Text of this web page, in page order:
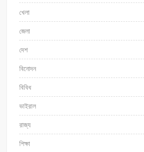
খেলা
জেলা
দেশ
বিনোদন
বিবিধ
ভাইরাল
রাজ্য
শিক্ষা